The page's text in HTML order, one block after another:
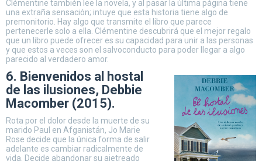
Clémentine también lee la novela, y al pasar la última página tiene
una extraña sensación; intuye que esta historia tiene algo de
premonitorio. Hay algo que transmite el libro que parece
pertenecerle solo a ella. Clémentine descubrirá que el mejor regalo
que un libro puede ofrecer es su capacidad para unir a las personas
y que estos a veces son el salvoconducto para poder llegar a algo
parecido al verdadero amor.
6. Bienvenidos al hostal
de las ilusiones, Debbie
Macomber (2015).
Rota por el dolor desde la muerte de su
marido Paul en Afganistán, Jo Marie
Rose decide que la única forma de salir
adelante es cambiar radicalmente de
vida. Decide abandonar su ajetreado